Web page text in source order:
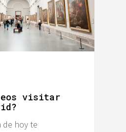
visitar
de hoy te